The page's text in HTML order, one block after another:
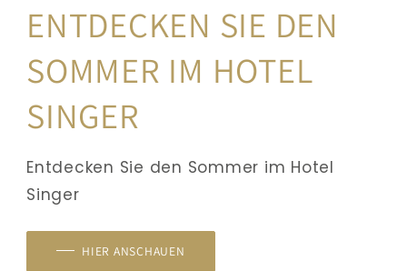
ENTDECKEN SIE DEN
SOMMER IM HOTEL
SINGER
Entdecken Sie den Sommer im Hotel
Singer
HIER ANSCHAUEN